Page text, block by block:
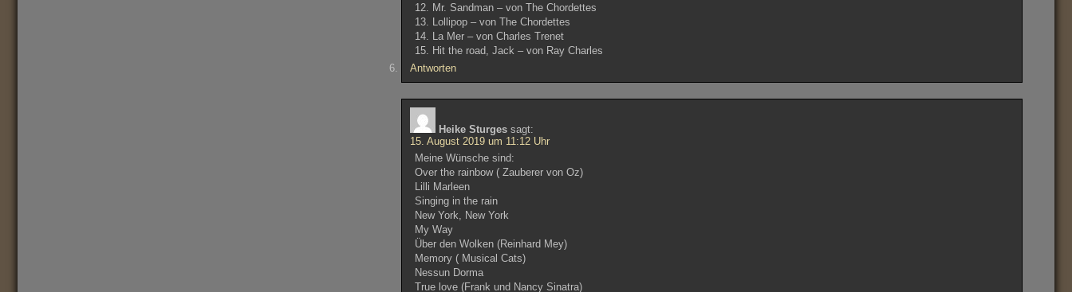
12. Mr. Sandman – von The Chordettes
13. Lollipop – von The Chordettes
14. La Mer – von Charles Trenet
15. Hit the road, Jack – von Ray Charles
Antworten
Heike Sturges sagt:
15. August 2019 um 11:12 Uhr
Meine Wünsche sind:
Over the rainbow ( Zauberer von Oz)
Lilli Marleen
Singing in the rain
New York, New York
My Way
Über den Wolken (Reinhard Mey)
Memory ( Musical Cats)
Nessun Dorma
True love (Frank und Nancy Sinatra)